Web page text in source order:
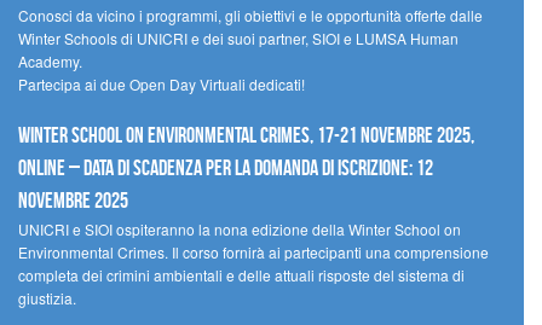
Conosci da vicino i programmi, gli obiettivi e le opportunità offerte dalle
Winter Schools di UNICRI e dei suoi partner, SIOI e LUMSA Human
Academy.
Partecipa ai due Open Day Virtuali dedicati!
Winter School on Environmental Crimes, 17-21 novembre 2025,
Online – Data di scadenza per la domanda di iscrizione: 12
novembre 2025
UNICRI e SIOI ospiteranno la nona edizione della Winter School on
Environmental Crimes. Il corso fornirà ai partecipanti una comprensione
completa dei crimini ambientali e delle attuali risposte del sistema di
giustizia.